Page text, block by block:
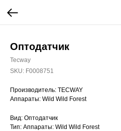
Оптодатчик
Tecway
SKU: F0008751
Производитель: TECWAY
Аппараты: Wild Wild Forest
Вид: Оптодатчик
Тип: Аппараты: Wild Wild Forest